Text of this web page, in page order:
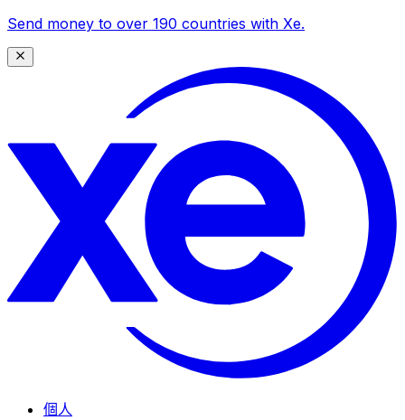
Send money to over 190 countries with Xe.
個人